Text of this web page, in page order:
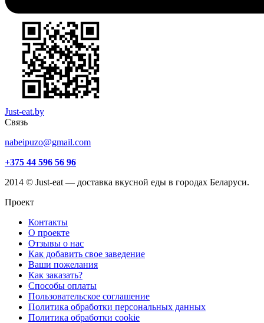
Just-eat.by
Связь
nabeipuzo@gmail.com
+375 44 596 56 96
2014 © Just-eat — доставка вкусной еды в городах Беларуси.
Проект
Контакты
О проекте
Отзывы о нас
Как добавить свое заведение
Ваши пожелания
Как заказать?
Способы оплаты
Пользовательское соглашение
Политика обработки персональных данных
Политика обработки cookie